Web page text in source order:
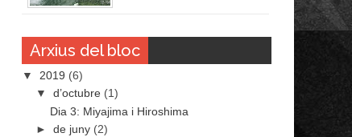
Arxius del bloc
▼ 2019 (6)
▼ d’octubre (1)
Dia 3: Miyajima i Hiroshima
► de juny (2)